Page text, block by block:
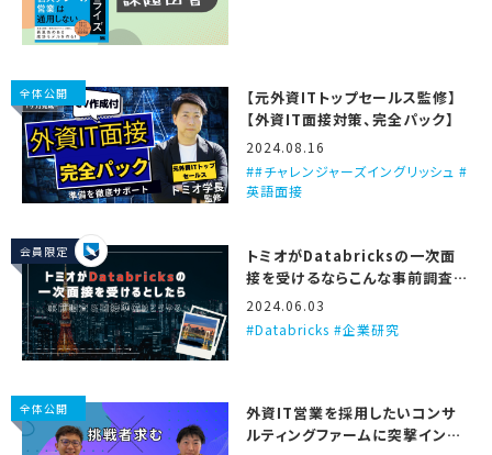
全体公開
【元外資ITトップセールス監修】
【外資IT面接対策、完全パック】
2024.08.16
#チャレンジャーズイングリッシュ #
英語面接
会員限定
トミオがDatabricksの一次面
接を受けるならこんな事前調査と
準備をする、という話
2024.06.03
Databricks #企業研究
全体公開
外資IT営業を採用したいコンサ
ルティングファームに突撃インタ